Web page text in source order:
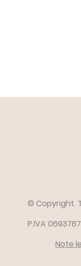
© Copyright.
P.IVA
Note